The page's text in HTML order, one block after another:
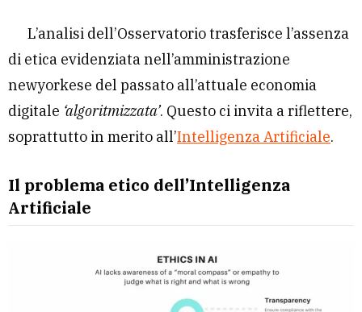
L’analisi dell’Osservatorio trasferisce l’assenza
di etica evidenziata nell’amministrazione
newyorkese del passato all’attuale economia
digitale ‘algoritmizzata’. Questo ci invita a riflettere,
soprattutto in merito all’Intelligenza Artificiale.
Il problema etico dell’Intelligenza
Artificiale